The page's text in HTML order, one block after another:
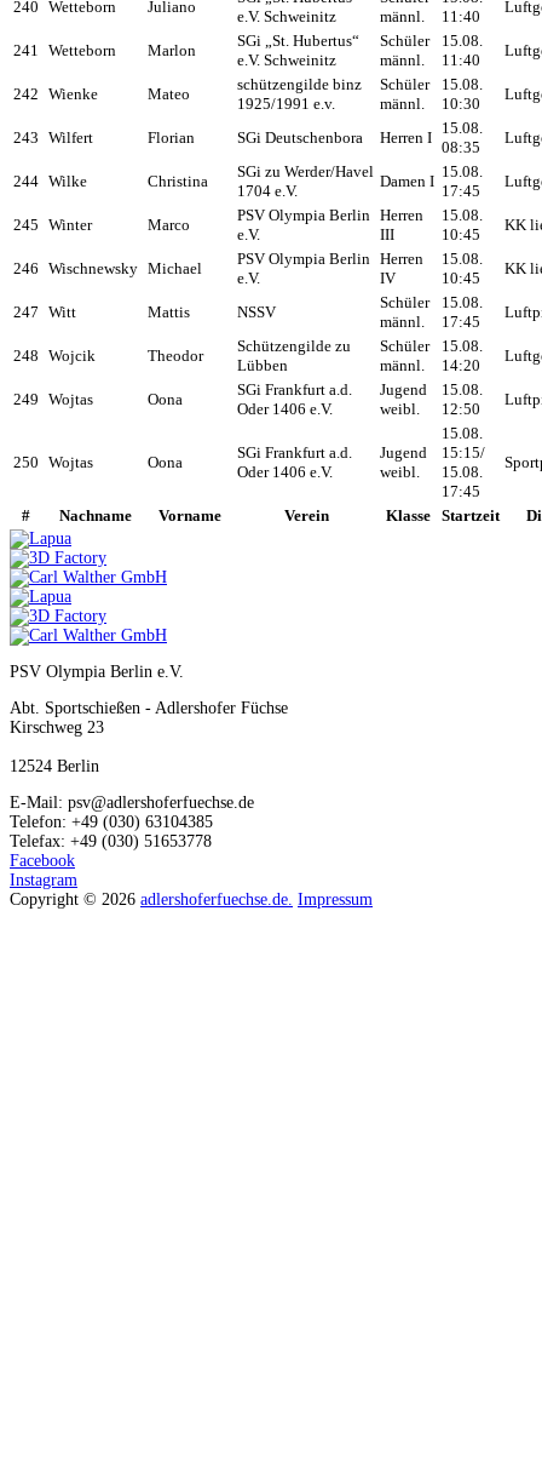
240 Wetteborn Juliano
e.V. Schweinitz
männl.
11:40
241 Wetteborn Marlon
SGi „St. Hubertus“
e.V. Schweinitz
Schüler
männl.
15.08.
11:40
242 Wienke Mateo
schützengilde binz
1925/1991 e.v.
Schüler
männl.
15.08.
10:30
243 Wilfert Florian SGi Deutschenbora Herren I
15.08.
08:35
244 Wilke Christina
SGi zu Werder/Havel
1704 e.V.
Damen I
15.08.
17:45
245 Winter Marco
PSV Olympia Berlin
e.V.
Herren
III
15.08.
10:45
KK
246 Wischnewsky Michael
PSV Olympia Berlin
e.V.
Herren
IV
15.08.
10:45
KK
247 Witt Mattis NSSV
Schüler
männl.
15.08.
17:45
248 Wojcik Theodor
Schützengilde zu
Lübben
Schüler
männl.
15.08.
14:20
249 Wojtas Oona
SGi Frankfurt a.d.
Oder 1406 e.V.
Jugend
weibl.
15.08.
12:50
250 Wojtas Oona
SGi Frankfurt a.d.
Oder 1406 e.V.
Jugend
weibl.
15.08.
15:15/
15.08.
17:45
# Nachname Vorname Verein Klasse Startzeit
PSV Olympia Berlin e.V.
Abt. Sportschießen - Adlershofer Füchse
Kirschweg 23
12524 Berlin
E-Mail: psv@adlershoferfuechse.de
Telefon: +49 (030) 63104385
Telefax: +49 (030) 51653778
Facebook
Instagram
Copyright © 2026 adlershoferfuechse.de. Impressum